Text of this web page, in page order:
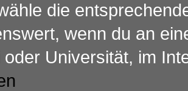
die
wenn du an
oder Universität, im